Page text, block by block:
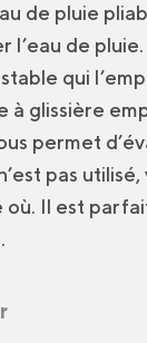
de pluie
l’eau de
qui
à glissière
permet
pas
où. Il est